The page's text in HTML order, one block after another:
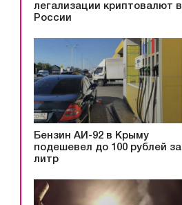
легализации криптовалют в
России
Бензин АИ-92 в Крыму
подешевел до 100 рублей за
литр